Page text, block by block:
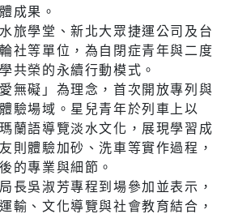
成果。
旅學堂、新北大眾捷運公司及台
社等單位，為自閉症青年與二度
共榮的永續行動模式。
無礙」為理念，首次開放專列與
驗場域。星兒青年於列車上以
蘭語導覽淡水文化，展現學習成
則體驗加砂、洗車等實作過程，
的專業與細節。
長吳淑芳專程到場參加並表示，
輸、文化導覽與社會教育結合，